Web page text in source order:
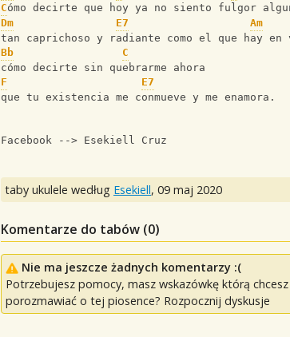
Cómo decirte que hoy ya no siento fulgor
Dm
E7
Am
tan caprichoso y radiante como el que hay en
Bb
C
cómo decirte sin quebrarme ahora
F
E7
que tu existencia me conmueve y me enamora.
Facebook --> Esekiell Cruz
taby ukulele według Esekiell, 09 maj 2020
Komentarze do tabów (0)
Nie ma jeszcze żadnych komentarzy :(
Potrzebujesz pomocy, masz wskazówkę którą
porozmawiać o tej piosence? Rozpocznij dyskusje